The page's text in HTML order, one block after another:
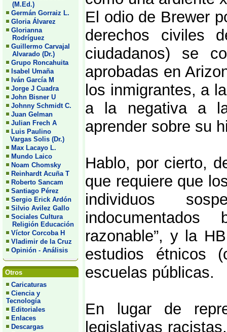
(M.Ed.)
Germán Gorraiz L.
Gloria Álvarez
Glorianna
Rodríguez
Guillermo Carvajal
Alvarado (Dr.)
Grupo Roncahuita
Isabel Umaña
Iván García M
Jorge J Cuadra
John Bisner U
Johnny Schmidt C.
Juan Gelman
Julian Frech A
Luis Paulino
Vargas Solis (Dr.)
Max Lacayo L.
Mundo Laico
Noam Chomsky
Reinhardt Acuña T
Roberto Sancam
Santiago Pérez
Sergio Erick Ardón
Silvio Avilez Gallo
Sociales Cultura
Religión Educación
Víctor Corcoba H
Vladimir de la Cruz
Opinión - Análisis
Otros
Caricaturas
Ciencia y
Tecnología
Editoriales
Enlaces
Descargas
El odio de Brewer
derechos civiles
ciudadanos) se
aprobadas en
los inmigrantes, a
a la negativa a
aprender sobre su
Hablo, por cierto,
que requiere que
individuos
razonable”, y la
estudios étnicos
escuelas públicas.
En lugar de
legislativas